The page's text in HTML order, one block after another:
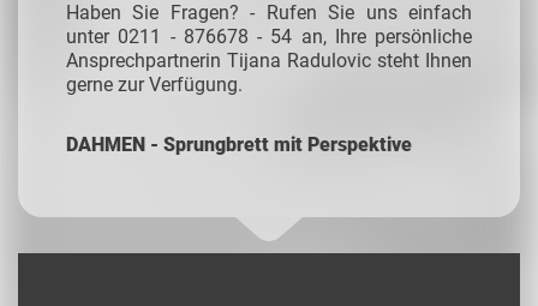
Haben Sie Fragen? - Rufen Sie uns einfach
unter 0211 - 876678 - 54 an, Ihre persönliche
Ansprechpartnerin Tijana Radulovic steht Ihnen
gerne zur Verfügung.
DAHMEN - Sprungbrett mit Perspektive